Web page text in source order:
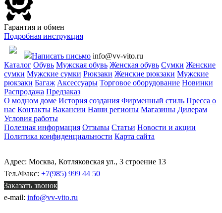
Гарантия и обмен
Подробная инструкция
Написать письмо info@vv-vito.ru
Каталог Обувь Мужская обувь Женская обувь Сумки Женские
сумки Мужские сумки Рюкзаки Женские рюкзаки Мужские
рюкзаки Багаж Аксессуары Торговое оборудование Новинки
Распродажа Предзаказ
О модном доме История создания Фирменный стиль Пресса о
нас Контакты Вакансии Наши регионы Магазины Дилерам
Условия работы
Полезная информация Отзывы Статьи Новости и акции
Политика конфиденциальности Карта сайта
Адрес: Москва, Котляковская ул., 3 строение 13
Тел./Факс: +7(985) 999 44 50
Заказать звонок
e-mail: info@vv-vito.ru